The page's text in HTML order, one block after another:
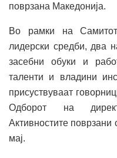
поврзана Македонија.
Во рамки на
лидерски средби, два
засебни обуки и
таленти и владини
присуствуваат
Одборот на
Активностите
мај.